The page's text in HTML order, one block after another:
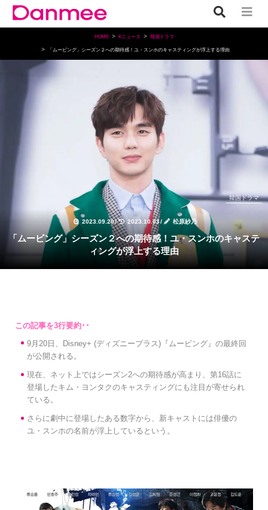
HOME Kニュース 韓国ドラマ
「ムービング」シーズン２への期待感！ユ・スンホのキャスティングが浮上する理由
2023.09.20/ 2023.10.03/ 松原紗乃
韓国ドラマ
「ムービング」シーズン２への期待感！ユ・スンホのキャステ
ィングが浮上する理由
9月20日、Disney+ (ディズニープラス)『ムービング』の最終回
が公開される。
現在、ネット上ではシーズン2への期待感が高まり、第16話に
登場したキム・ヨンタクのキャスティングにも注目が寄せられ
ている。
さらに劇中に登場したある数字から、新キャストには俳優の
ユ・スンホの名前が浮上しているという。